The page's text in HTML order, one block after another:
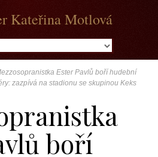
Kateřina Motlová
Ester Pavlů boří hudební
zazpívá na stadionu se skupinou Keks
boří